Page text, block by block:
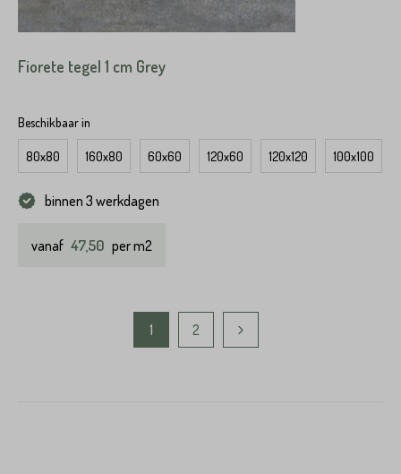
Fiorete tegel 1 cm Grey
Beschikbaar in
80x80 160x80 60x60 120x60 120x120 100x100
binnen 3 werkdagen
vanaf 47,50 per m2
1 2